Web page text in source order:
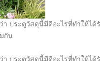
ประตูวัสดุนี้มีดีอะไรที่ทำให้
กัน
ประตูวัสดุนี้มีดีอะไรที่ทำให้